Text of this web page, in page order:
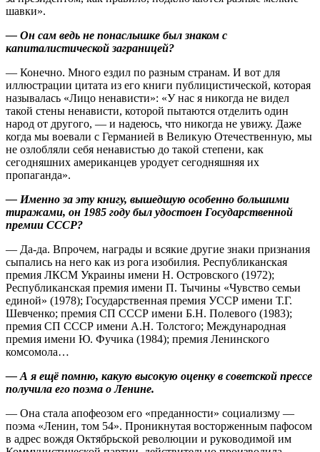
шавки».
— Он сам ведь не понаслышке был знаком с
капиталистической заграницей?
— Конечно. Много ездил по разным странам. И вот для
иллюстрации цитата из его книги публицистической, которая
называлась «Лицо ненависти»: «У нас я никогда не видел
такой стены ненависти, которой пытаются отделить один
народ от другого, — и надеюсь, что никогда не увижу. Даже
когда мы воевали с Германией в Великую Отечественную, мы
не озлобляли себя ненавистью до такой степени, как
сегодняшних американцев уродует сегодняшняя их
пропаганда».
— Именно за эту книгу, вышедшую особенно большими
тиражами, он 1985 году был удостоен Государственной
премии СССР?
— Да-да. Впрочем, награды и всякие другие знаки признания
сыпались на него как из рога изобилия. Республиканская
премия ЛКСМ Украины имени Н. Островского (1972);
Республиканская премия имени П. Тычины «Чувство семьи
единой» (1978); Государственная премия УССР имени Т.Г.
Шевченко; премия СП СССР имени Б.Н. Полевого (1983);
премия СП СССР имени А.Н. Толстого; Международная
премия имени Ю. Фучика (1984); премия Ленинского
комсомола…
— А я ещё помню, какую высокую оценку в советской прессе
получила его поэма о Ленине.
— Она стала апофеозом его «преданности» социализму —
поэма «Ленин, том 54». Проникнутая восторженным пафосом
в адрес вождя Октябрьской революции и руководимой им